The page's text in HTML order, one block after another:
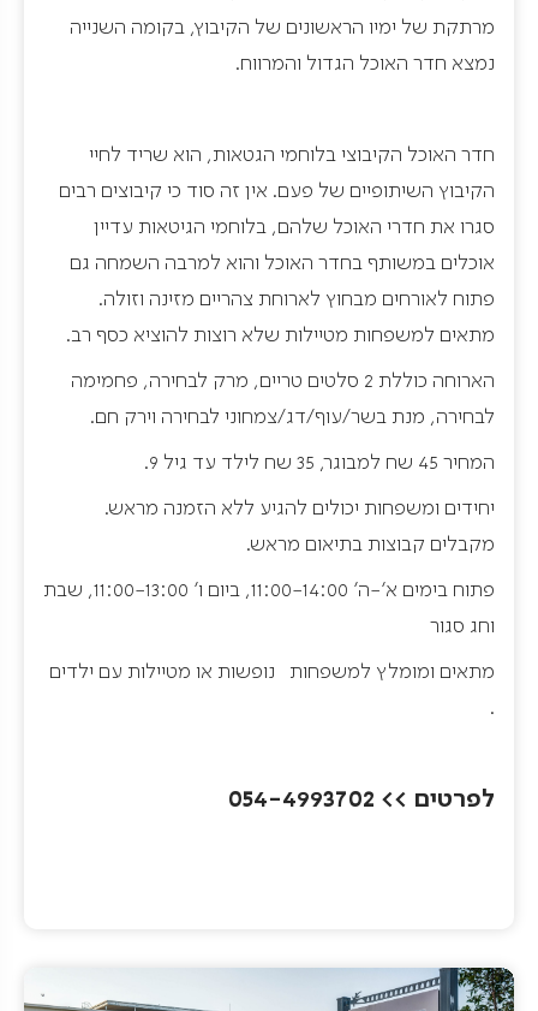
מרתקת של ימיו הראשונים של הקיבוץ, בקומה השנייה
נמצא חדר האוכל הגדול והמרווח.
חדר האוכל הקיבוצי בלוחמי הגטאות, הוא שריד לחיי
הקיבוץ השיתופיים של פעם. אין זה סוד כי קיבוצים רבים
סגרו את חדרי האוכל שלהם, בלוחמי הגיטאות עדיין
אוכלים במשותף בחדר האוכל והוא למרבה השמחה גם
פתוח לאורחים מבחוץ לארוחת צהריים מזינה וזולה.
מתאים למשפחות מטיילות שלא רוצות להוציא כסף רב.
הארוחה כוללת 2 סלטים טריים, מרק לבחירה, פחמימה
לבחירה, מנת בשר/עוף/דג/צמחוני לבחירה וירק חם.
המחיר 45 שח למבוגר, 35 שח לילד עד גיל 9.
יחידים ומשפחות יכולים להגיע ללא הזמנה מראש.
מקבלים קבוצות בתיאום מראש.
פתוח בימים א'-ה' 11:00-14:00, ביום ו' 11:00-13:00, שבת
וחג סגור
מתאים ומומלץ למשפחות נופשות או מטיילות עם ילדים
.
לפרטים >> 054-4993702